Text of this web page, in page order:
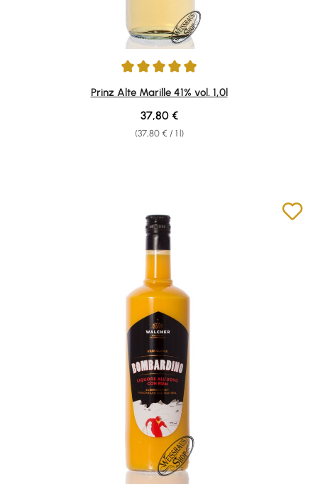
Average rating of 4.96 out of 5 stars
Prinz Alte Marille 41% vol. 1,0l
(37,80 € / 1 l)
Regular price:
37,80 €